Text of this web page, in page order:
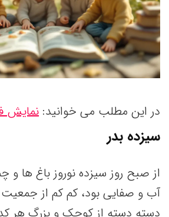
در این مطلب می خوانید: نمایش
سیزده بدر
از صبح روز سیزده نوروز باغ ها و
آب و صفایی بود، کم کم از
دسته دسته از کوچک و بزرگ هر